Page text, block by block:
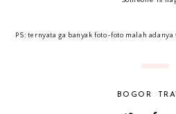
PS: ternyata ga banyak foto-foto malah adanya
BOGOR